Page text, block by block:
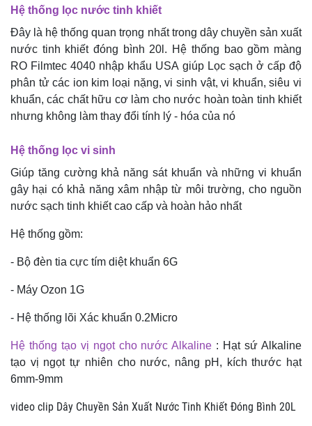
Hệ thống lọc nước tinh khiết
Đây là hệ thống quan trọng nhất trong dây chuyền sản xuất
nước tinh khiết đóng bình 20l. Hệ thống bao gồm màng
RO Filmtec 4040 nhập khẩu USA giúp Lọc sạch ở cấp độ
phân tử các ion kim loại nặng, vi sinh vật, vi khuẩn, siêu vi
khuẩn, các chất hữu cơ làm cho nước hoàn toàn tinh khiết
nhưng không làm thay đổi tính lý - hóa của nó
Hệ thống lọc vi sinh
Giúp tăng cường khả năng sát khuẩn và những vi khuẩn
gây hại có khả năng xâm nhập từ môi trường, cho nguồn
nước sạch tinh khiết cao cấp và hoàn hảo nhất
Hệ thống gồm:
​- Bộ đèn tia cực tím diệt khuẩn 6G
- Máy Ozon 1G
- Hệ thống lõi Xác khuẩn 0.2Micro
Hệ thống tạo vị ngọt cho nước Alkaline : Hạt sứ Alkaline
tạo vị ngọt tự nhiên cho nước, nâng pH, kích thước hạt
6mm-9mm
video clip Dây Chuyền Sản Xuất Nước Tinh Khiết Đóng Bình 20L